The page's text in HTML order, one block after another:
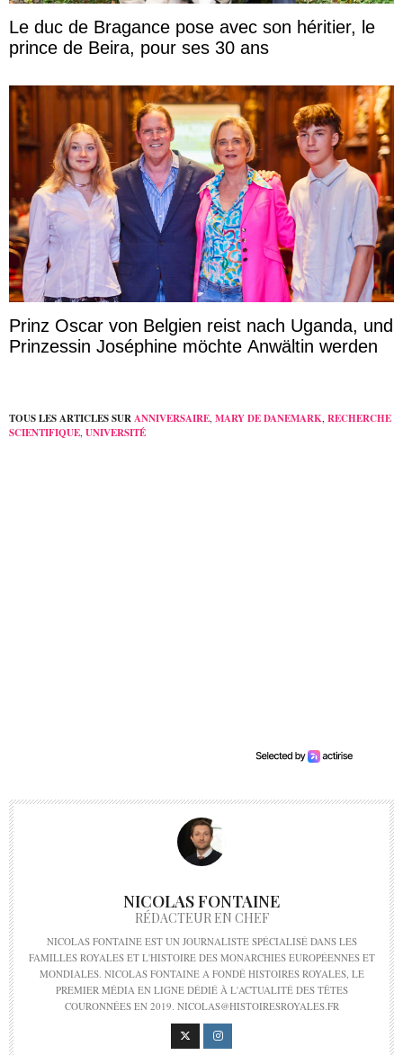
Le duc de Bragance pose avec son héritier, le
prince de Beira, pour ses 30 ans
Prinz Oscar von Belgien reist nach Uganda, und
Prinzessin Joséphine möchte Anwältin werden
TOUS LES ARTICLES SURANNIVERSAIRE MARY DE DANEMARK RECHERCHE
SCIENTIFIQUE UNIVERSITÉ
NICOLAS FONTAINE
RÉDACTEUR EN CHEF
NICOLAS FONTAINE EST UN JOURNALISTE SPÉCIALISÉ DANS LES
FAMILLES ROYALES ET L'HISTOIRE DES MONARCHIES EUROPÉENNES ET
MONDIALES. NICOLAS FONTAINE A FONDÉ HISTOIRES ROYALES, LE
PREMIER MÉDIA EN LIGNE DÉDIÉ À L'ACTUALITÉ DES TÊTES
COURONNÉES EN 2019. NICOLAS@HISTOIRESROYALES.FR